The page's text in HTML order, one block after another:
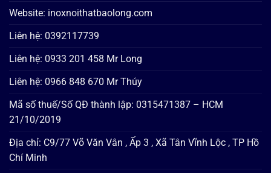
Website: inoxnoithatbaolong.com
Liên hệ: 0392117739
Liên hệ: 0933 201 458 Mr Long
Liên hệ: 0966 848 670 Mr Thúy
Mã số thuế/Số QĐ thành lập: 0315471387 – HCM
21/10/2019
Địa chỉ: C9/77 Võ Văn Vân , Ấp 3 , Xã Tân Vĩnh Lộc , TP Hồ
Chí Minh